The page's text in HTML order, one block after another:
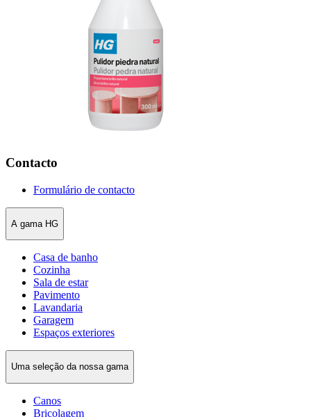
Contacto
Formulário de contacto
A gama HG
Casa de banho
Cozinha
Sala de estar
Pavimento
Lavandaria
Garagem
Espaços exteriores
Uma seleção da nossa gama
Canos
Bricolagem